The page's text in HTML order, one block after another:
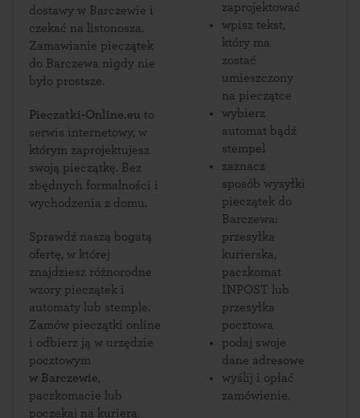
dostawy w Barczewie i
czekać na listonosza.
Zamawianie pieczątek
do Barczewa nigdy nie
było prostsze.
Pieczatki-Online.eu
serwis internetowy, w
którym zaprojektujesz
swoją pieczątkę. Bez
zbędnych formalności i
wychodzenia z domu.
Sprawdź naszą bogatą
ofertę, w której
znajdziesz różnorodne
wzory pieczątek i
automaty lub stemple.
Zamów pieczątki online
i odbierz ją w urzędzie
pocztowym
w Barczewie,
paczkomacie lub
poczekaj na kuriera.
zaprojektować
wpisz tekst,
który ma
zostać
umieszczony
na pieczątce
wybierz
automat bądź
stempel
zaznacz
sposób wysyłki
pieczątek do
Barczewa:
przesyłka
kurierska,
paczkomat
INPOST lub
przesyłka
pocztowa
podaj swoje
dane adresowe
wyślij i opłać
zamówienie.